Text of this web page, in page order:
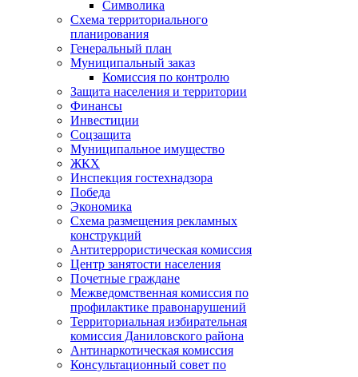
Символика
Схема территориального
планирования
Генеральный план
Муниципальный заказ
Комиссия по контролю
Защита населения и территории
Финансы
Инвестиции
Соцзащита
Муниципальное имущество
ЖКХ
Инспекция гостехнадзора
Победа
Экономика
Схема размещения рекламных
конструкций
Антитеррористическая комиссия
Центр занятости населения
Почетные граждане
Межведомственная комиссия по
профилактике правонарушений
Территориальная избирательная
комиссия Даниловского района
Антинаркотическая комиссия
Консультационный совет по